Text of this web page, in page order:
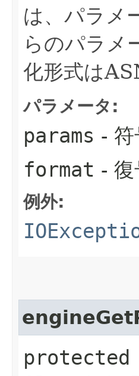
は、パラメ
らのパラメ
化形式は
パラメータ:
params -
format -
例外: